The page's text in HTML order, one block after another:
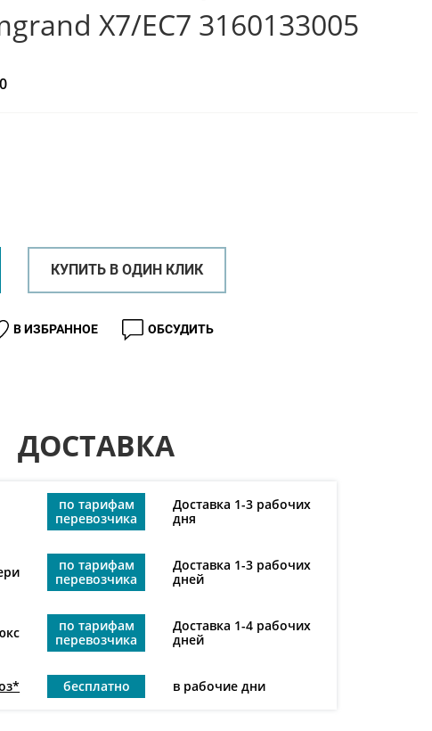
X7/EC7 3160133005
КУПИТЬ В ОДИН КЛИК
В ИЗБРАННОЕ ОБСУДИТЬ
ДОСТАВКА
по тарифам
перевозчика
Доставка 1-3 рабочих
дня
по тарифам
перевозчика
Доставка 1-3 рабочих
дней
по тарифам
перевозчика
Доставка 1-4 рабочих
дней
бесплатно в рабочие дни